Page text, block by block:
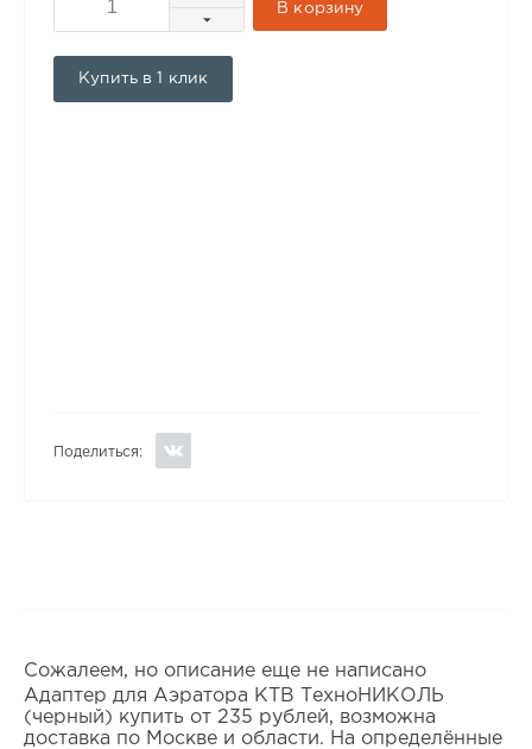
В корзину
Купить в 1 клик
Поделиться:
Сожалеем, но описание еще не написано
Адаптер для Аэратора КТВ ТехноНИКОЛЬ
(черный) купить от 235 рублей, возможна
доставка по Москве и области. На определённые